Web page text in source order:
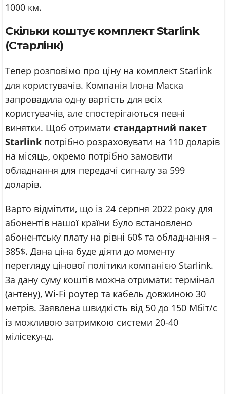
1000 км.
Скільки коштує комплект Starlink
(Старлінк)
Тепер розповімо про ціну на комплект Starlink
для користувачів. Компанія Ілона Маска
запровадила одну вартість для всіх
користувачів, але спостерігаються певні
винятки. Щоб отримати стандартний пакет
Starlink потрібно розраховувати на 110 доларів
на місяць, окремо потрібно замовити
обладнання для передачі сигналу за 599
доларів.
Варто відмітити, що із 24 серпня 2022 року для
абонентів нашої країни було встановлено
абонентську плату на рівні 60$ та обладнання –
385$. Дана ціна буде діяти до моменту
перегляду цінової політики компанією Starlink.
За дану суму коштів можна отримати: термінал
(антену), Wi-Fi роутер та кабель довжиною 30
метрів. Заявлена швидкість від 50 до 150 Мбіт/с
із можливою затримкою системи 20-40
мілісекунд.